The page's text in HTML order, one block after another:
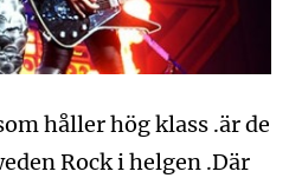
håller hög klass .är de
Rock i helgen .Där